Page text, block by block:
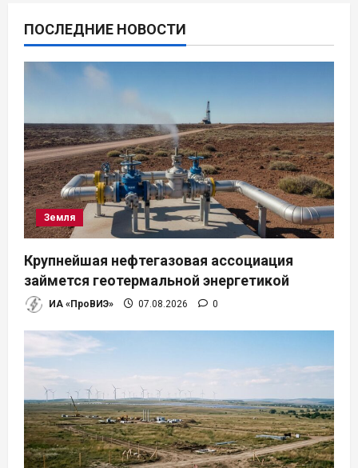
ПОСЛЕДНИЕ НОВОСТИ
Земля
Крупнейшая нефтегазовая ассоциация
займется геотермальной энергетикой
ИА «ПроВИЭ» 07.08.2026 0